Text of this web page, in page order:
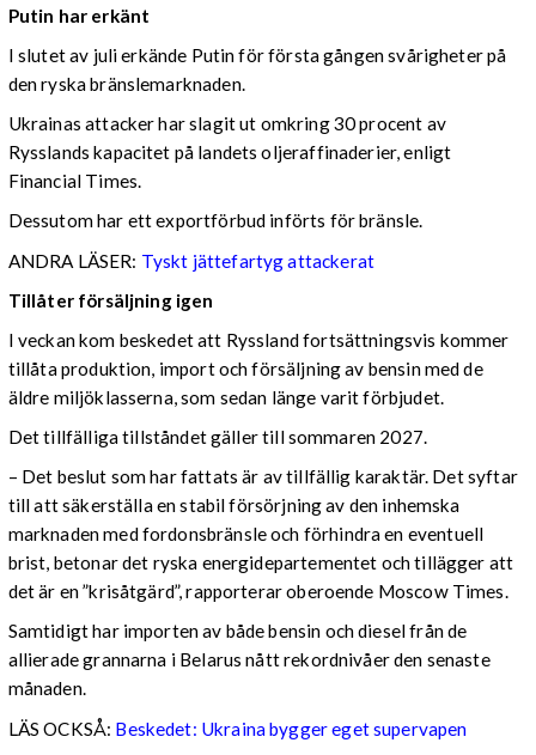
Putin har erkänt
I slutet av juli erkände Putin för första gången svårigheter på
den ryska bränslemarknaden.
Ukrainas attacker har slagit ut omkring 30 procent av
Rysslands kapacitet på landets oljeraffinaderier, enligt
Financial Times.
Dessutom har ett exportförbud införts för bränsle.
ANDRA LÄSER: Tyskt jättefartyg attackerat
Tillåter försäljning igen
I veckan kom beskedet att Ryssland fortsättningsvis kommer
tillåta produktion, import och försäljning av bensin med de
äldre miljöklasserna, som sedan länge varit förbjudet.
Det tillfälliga tillståndet gäller till sommaren 2027.
– Det beslut som har fattats är av tillfällig karaktär. Det syftar
till att säkerställa en stabil försörjning av den inhemska
marknaden med fordonsbränsle och förhindra en eventuell
brist, betonar det ryska energidepartementet och tillägger att
det är en ”krisåtgärd”, rapporterar oberoende Moscow Times.
Samtidigt har importen av både bensin och diesel från de
allierade grannarna i Belarus nått rekordnivåer den senaste
månaden.
LÄS OCKSÅ: Beskedet: Ukraina bygger eget supervapen